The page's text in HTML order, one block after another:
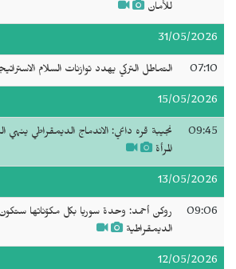
للأمان
31/05/2026
07:10 التماطل التركي يهدد توازنات السلام
15/05/2026
09:45
نجيبة قره داغي: الاندماج الديمقراطي ينهي
المرأة
13/05/2026
09:06
روكن أحمد: وحدة سوريا بكل مكوّناتها
الديمقراطية
12/05/2026